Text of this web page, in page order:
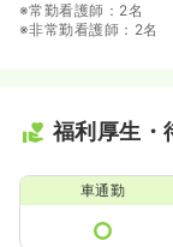
※常勤看護師：2名
※非常勤看護師：2名
福利厚生・
車通勤